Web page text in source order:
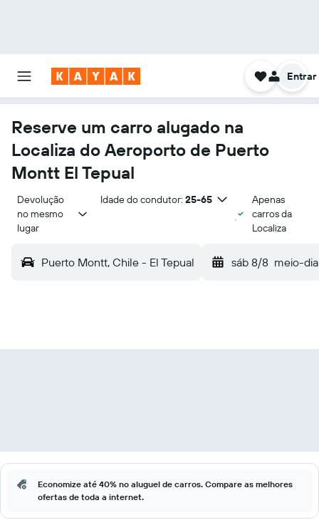
Entrar
Reserve um carro alugado na
Localiza do Aeroporto de Puerto
Montt El Tepual
Devolução
no mesmo
lugar
Idade do condutor: 25-65
Apenas
carros da
Localiza
Puerto Montt, Chile - El Tepual sáb 8/8 meio-dia
Economize até 40% no aluguel de carros. Compare as melhores
ofertas de toda a internet.